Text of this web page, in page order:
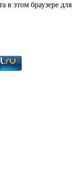
в этом браузере для